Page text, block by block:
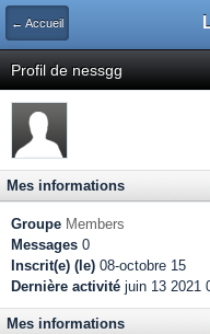
← Accueil
Profil de nessgg
Mes informations
Groupe Members
Messages 0
Inscrit(e) (le) 08-octobre 15
Dernière activité juin 13 2021
Mes informations